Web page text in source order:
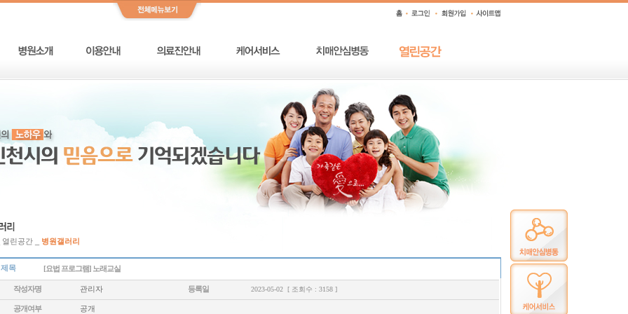
린공간 _ 병원갤러리
제목 [요법 프로그램] 노래교실
작성자명 관리자 등록일 2023-05-02 [ 조회수 : 3158 ]
공개여부 공개